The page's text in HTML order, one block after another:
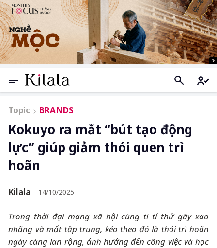
Topic BRANDS
Kokuyo ra mắt “bút tạo động
lực” giúp giảm thói quen trì
hoãn
Kilala 14/10/2025
Trong thời đại mạng xã hội cùng ti tỉ thứ gây xao
nhãng và mất tập trung, kéo theo đó là thói trì hoãn
ngày càng lan rộng, ảnh hưởng đến công việc và học